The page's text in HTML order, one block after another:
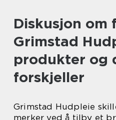
Diskusjon om
Grimstad
produkter og
forskjeller
Grimstad Hudpleie
merker ved å tilby et